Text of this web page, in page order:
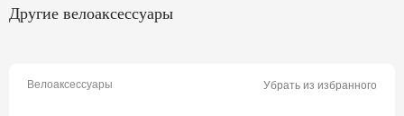
Другие велоаксессуары
Велоаксессуары Убрать из избранного